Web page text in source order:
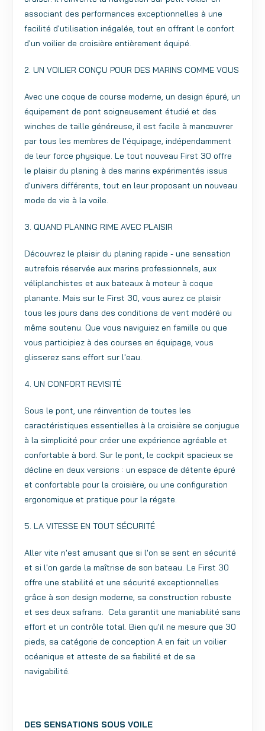
associant des performances exceptionnelles à une
facilité d'utilisation inégalée, tout en offrant le confort
d'un voilier de croisière entièrement équipé.
2. UN VOILIER CONÇU POUR DES MARINS COMME VOUS
Avec une coque de course moderne, un design épuré, un
équipement de pont soigneusement étudié et des
winches de taille généreuse, il est facile à manœuvrer
par tous les membres de l'équipage, indépendamment
de leur force physique. Le tout nouveau First 30 offre
le plaisir du planing à des marins expérimentés issus
d'univers différents, tout en leur proposant un nouveau
mode de vie à la voile.
3. QUAND PLANING RIME AVEC PLAISIR
Découvrez le plaisir du planing rapide - une sensation
autrefois réservée aux marins professionnels, aux
véliplanchistes et aux bateaux à moteur à coque
planante. Mais sur le First 30, vous aurez ce plaisir
tous les jours dans des conditions de vent modéré ou
même soutenu. Que vous naviguiez en famille ou que
vous participiez à des courses en équipage, vous
glisserez sans effort sur l'eau.
4. UN CONFORT REVISITÉ
Sous le pont, une réinvention de toutes les
caractéristiques essentielles à la croisière se conjugue
à la simplicité pour créer une expérience agréable et
confortable à bord. Sur le pont, le cockpit spacieux se
décline en deux versions : un espace de détente épuré
et confortable pour la croisière, ou une configuration
ergonomique et pratique pour la régate.
5. LA VITESSE EN TOUT SÉCURITÉ
Aller vite n'est amusant que si l'on se sent en sécurité
et si l'on garde la maîtrise de son bateau. Le First 30
offre une stabilité et une sécurité exceptionnelles
grâce à son design moderne, sa construction robuste
et ses deux safrans. Cela garantit une maniabilité sans
effort et un contrôle total. Bien qu'il ne mesure que 30
pieds, sa catégorie de conception A en fait un voilier
océanique et atteste de sa fiabilité et de sa
navigabilité.
DES SENSATIONS SOUS VOILE